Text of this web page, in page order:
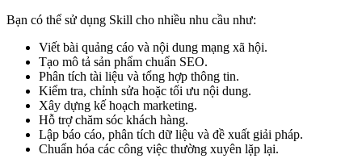
Bạn có thể sử dụng Skill cho nhiều nhu cầu như:
Viết bài quảng cáo và nội dung mạng xã hội.
Tạo mô tả sản phẩm chuẩn SEO.
Phân tích tài liệu và tổng hợp thông tin.
Kiểm tra, chỉnh sửa hoặc tối ưu nội dung.
Xây dựng kế hoạch marketing.
Hỗ trợ chăm sóc khách hàng.
Lập báo cáo, phân tích dữ liệu và đề xuất giải pháp.
Chuẩn hóa các công việc thường xuyên lặp lại.